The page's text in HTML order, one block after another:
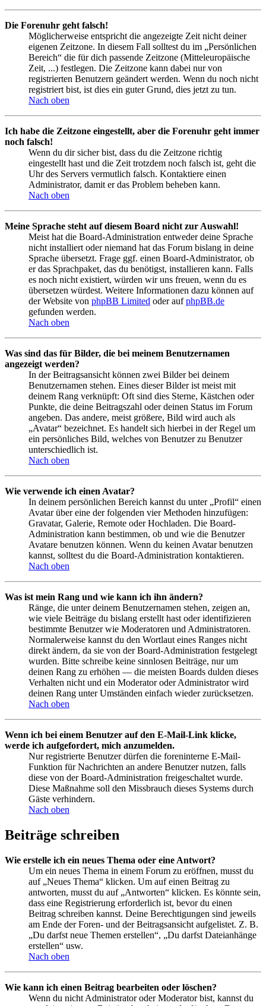
Die Forenuhr geht falsch!
Möglicherweise entspricht die angezeigte Zeit nicht deiner
eigenen Zeitzone. In diesem Fall solltest du im „Persönlichen
Bereich“ die für dich passende Zeitzone (Mitteleuropäische
Zeit, ...) festlegen. Die Zeitzone kann dabei nur von
registrierten Benutzern geändert werden. Wenn du noch nicht
registriert bist, ist dies ein guter Grund, dies jetzt zu tun.
Nach oben
Ich habe die Zeitzone eingestellt, aber die Forenuhr geht immer
noch falsch!
Wenn du dir sicher bist, dass du die Zeitzone richtig
eingestellt hast und die Zeit trotzdem noch falsch ist, geht die
Uhr des Servers vermutlich falsch. Kontaktiere einen
Administrator, damit er das Problem beheben kann.
Nach oben
Meine Sprache steht auf diesem Board nicht zur Auswahl!
Meist hat die Board-Administration entweder deine Sprache
nicht installiert oder niemand hat das Forum bislang in deine
Sprache übersetzt. Frage ggf. einen Board-Administrator, ob
er das Sprachpaket, das du benötigst, installieren kann. Falls
es noch nicht existiert, würden wir uns freuen, wenn du es
übersetzen würdest. Weitere Informationen dazu können auf
der Website von phpBB Limited oder aufphpBB.de
gefunden werden.
Nach oben
Was sind das für Bilder, die bei meinem Benutzernamen
angezeigt werden?
In der Beitragsansicht können zwei Bilder bei deinem
Benutzernamen stehen. Eines dieser Bilder ist meist mit
deinem Rang verknüpft: Oft sind dies Sterne, Kästchen oder
Punkte, die deine Beitragszahl oder deinen Status im Forum
angeben. Das andere, meist größere, Bild wird auch als
„Avatar“ bezeichnet. Es handelt sich hierbei in der Regel um
ein persönliches Bild, welches von Benutzer zu Benutzer
unterschiedlich ist.
Nach oben
Wie verwende ich einen Avatar?
In deinem persönlichen Bereich kannst du unter „Profil“ einen
Avatar über eine der folgenden vier Methoden hinzufügen:
Gravatar, Galerie, Remote oder Hochladen. Die Board-
Administration kann bestimmen, ob und wie die Benutzer
Avatare benutzen können. Wenn du keinen Avatar benutzen
kannst, solltest du die Board-Administration kontaktieren.
Nach oben
Was ist mein Rang und wie kann ich ihn ändern?
Ränge, die unter deinem Benutzernamen stehen, zeigen an,
wie viele Beiträge du bislang erstellt hast oder identifizieren
bestimmte Benutzer wie Moderatoren und Administratoren.
Normalerweise kannst du den Wortlaut eines Ranges nicht
direkt ändern, da sie von der Board-Administration festgelegt
wurden. Bitte schreibe keine sinnlosen Beiträge, nur um
deinen Rang zu erhöhen — die meisten Boards dulden dieses
Verhalten nicht und ein Moderator oder Administrator wird
deinen Rang unter Umständen einfach wieder zurücksetzen.
Nach oben
Wenn ich bei einem Benutzer auf den E-Mail-Link klicke,
werde ich aufgefordert, mich anzumelden.
Nur registrierte Benutzer dürfen die foreninterne E-Mail-
Funktion für Nachrichten an andere Benutzer nutzen, falls
diese von der Board-Administration freigeschaltet wurde.
Diese Maßnahme soll den Missbrauch dieses Systems durch
Gäste verhindern.
Nach oben
Beiträge schreiben
Wie erstelle ich ein neues Thema oder eine Antwort?
Um ein neues Thema in einem Forum zu eröffnen, musst du
auf „Neues Thema“ klicken. Um auf einen Beitrag zu
antworten, musst du auf „Antworten“ klicken. Es könnte sein,
dass eine Registrierung erforderlich ist, bevor du einen
Beitrag schreiben kannst. Deine Berechtigungen sind jeweils
am Ende der Foren- und der Beitragsansicht aufgelistet. Z. B.
„Du darfst neue Themen erstellen“, „Du darfst Dateianhänge
erstellen“ usw.
Nach oben
Wie kann ich einen Beitrag bearbeiten oder löschen?
Wenn du nicht Administrator oder Moderator bist, kannst du